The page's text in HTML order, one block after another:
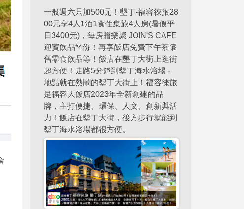
一般週六只加500元！墾丁-福容徠旅28
00元享4人1泊1食住集旅4人房(暑假平
日3400元)，每房贈樂聚 JOIN'S CAFE​​​​​​​
迎賓飲品*4份！再享飯店免費下午茶懷
舊零食飲品等！飯店在墾丁大街上逛街
超方便！走路5分鐘到墾丁海水浴場 -
地點就在熱鬧的墾丁大街上！福容徠旅
是福容大飯店2023年全新創建的品
牌，主打便捷、環保、人文、創新與活
力！飯店在墾丁大街，後方步行就能到
墾丁海水浴場都很方便。